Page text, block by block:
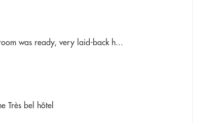
was ready, very laid-back h...
Très bel hôtel